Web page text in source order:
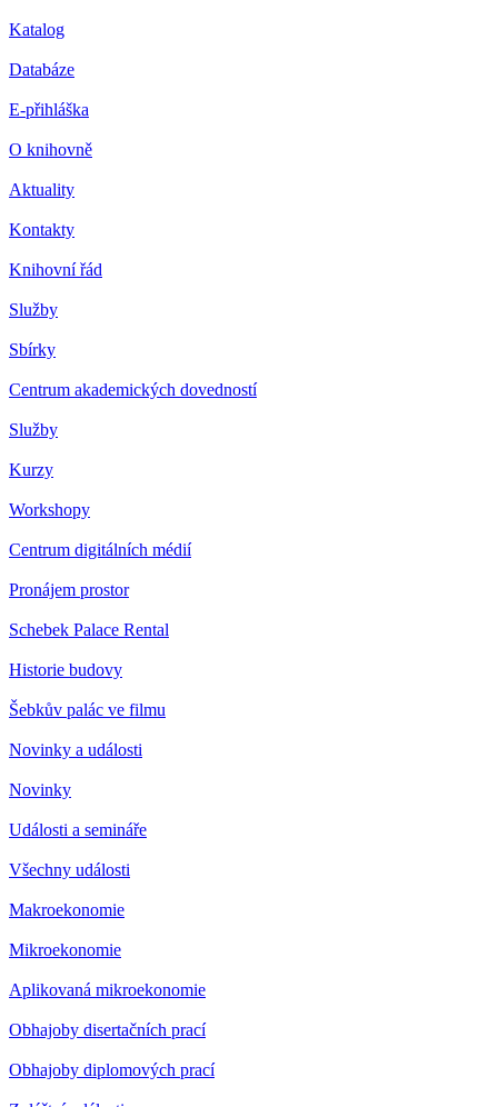
Katalog
Databáze
E-přihláška
O knihovně
Aktuality
Kontakty
Knihovní řád
Služby
Sbírky
Centrum akademických dovedností
Služby
Kurzy
Workshopy
Centrum digitálních médií
Pronájem prostor
Schebek Palace Rental
Historie budovy
Šebkův palác ve filmu
Novinky a události
Novinky
Události a semináře
Všechny události
Makroekonomie
Mikroekonomie
Aplikovaná mikroekonomie
Obhajoby disertačních prací
Obhajoby diplomových prací